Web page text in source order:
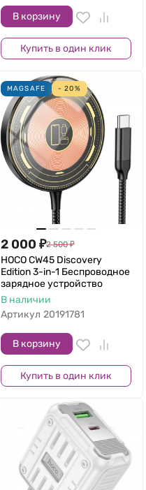
В корзину
Купить в один клик
MAGSAFE - 20%
2 000 ₽2 500 ₽
HOCO CW45 Discovery
Edition 3-in-1 Беспроводное
зарядное устройство
В наличии
Артикул 20191781
В корзину
Купить в один клик